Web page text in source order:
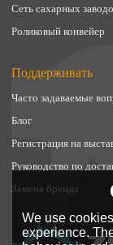
Сеть сахарных
Роликовый конвейер
Поддерживать
Часто задаваемые
Блог
Регистрация на
Руководство по
Замена бренда
We use
experience.